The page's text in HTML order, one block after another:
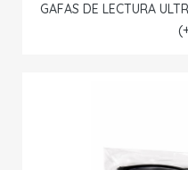
GAFAS DE LECTURA